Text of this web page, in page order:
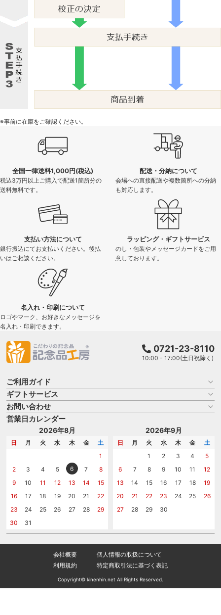
※事前に在庫をご確認ください。
全国一律送料1,000円(税込)
税込3万円以上ご購入で配送1箇所分の
送料無料です。
配送・分納について
会場への直接配送や複数箇所への分納
も対応します。
支払い方法について
銀行振込にてお支払いください。後払
いはご相談ください。
ラッピング・ギフトサービス
のし・包装やメッセージカードをご用
意しております。
名入れ・印刷について
ロゴやマーク、お好きなメッセージを
名入れ・印刷できます。
0721-23-8110
10:00 - 17:00(土日祝除く)
ご利用ガイド
お買い物ガイド
よくある質問
はじめての記念品選び
記念品工房の使い方
ギフトサービス
名入れについて
のし
メッセージカード
お問い合わせ
商品選びを相談する
名入れについて相談する
カタログを請求する
営業日カレンダー
2026年8月
日 月 火 水 木 金
土
1
2
3 4 5 6 7
8
9
10 11 12 13 14
15
16
17 18 19 20 21
22
23
24 25 26 27 28
29
30
31
2026年9月
日 月 火 水 木 金
土
1
2 3 4
5
6
7 8 9 10 11
12
13
14 15 16 17 18
19
20
21 22 23 24 25
26
27
28 29 30
会社概要
個人情報の取扱について
利用規約
特定商取引法に基づく表記
Copyright© kinenhin.net All Rights Reserved.